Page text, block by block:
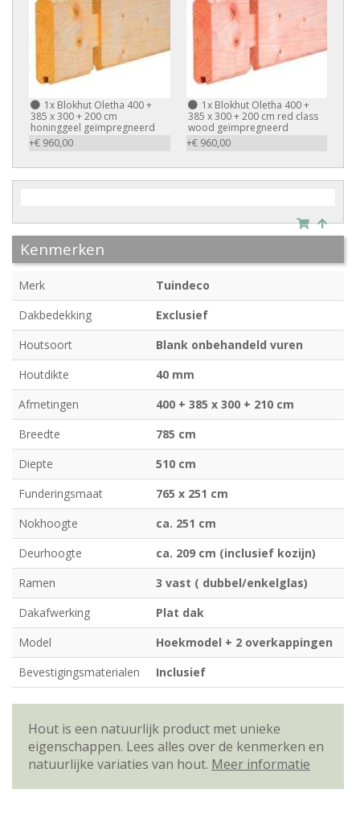
1x Blokhut Oletha 400 +
385 x 300 + 200 cm
honinggeel geïmpregneerd
+€ 960,00
1xBlokhut Oletha 400 +
385 x 300 + 200 cm red class
wood geïmpregneerd
+€ 960,00
Kenmerken
Merk
Tuindeco
Dakbedekking
Exclusief
Houtsoort
Blank onbehandeld vuren
Houtdikte
40 mm
Afmetingen
400 + 385 x 300 + 210 cm
Breedte
785 cm
Diepte
510 cm
Funderingsmaat
765 x 251 cm
Nokhoogte
ca. 251 cm
Deurhoogte
ca. 209 cm (inclusief kozijn)
Ramen
3 vast ( dubbel/enkelglas)
Dakafwerking
Plat dak
Model
Hoekmodel + 2 overkappingen
Bevestigingsmaterialen
Inclusief
Hout is een natuurlijk product met unieke
eigenschappen. Lees alles over de kenmerken en
natuurlijke variaties van hout. Meer informatie